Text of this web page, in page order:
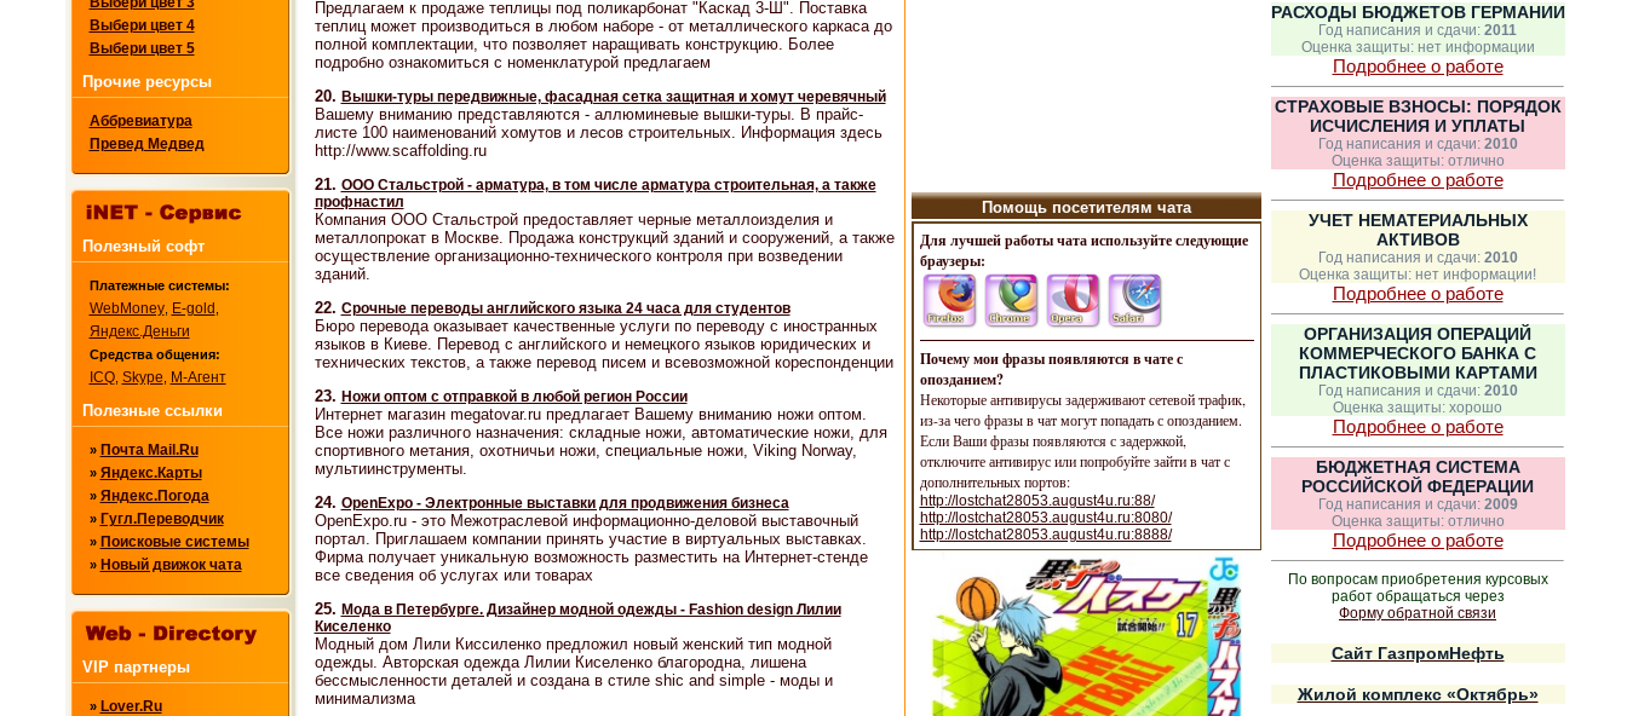
Выбери цвет 4
Выбери цвет 5
Прочие ресурсы
Аббревиатура
Превед Медвед
Полезный софт
Платежные системы:
WebMoney, E-gold
Яндекс.Деньги
Средства общения:
ICQ, Skype М-Агент
Полезные ссылки
» Почта Mail.Ru
» Яндекс.Карты
» Яндекс.Погода
» Гугл.Переводчик
» Поисковые системы
» Новый движок чата
VIP партнеры
» Lover.Ru
Предлагаем к продаже теплицы под поликарбонат "Каскад 3-Ш". Поставка
теплиц может производиться в любом наборе - от металлического каркаса до
полной комплектации, что позволяет наращивать конструкцию. Более
подробно ознакомиться с номенклатурой предлагаем
20. Вышки-туры передвижные, фасадная сетка защитная и хомут черевячный
Вашему вниманию представляются - аллюминевые вышки-туры. В прайс-
листе 100 наименований хомутов и лесов строительных. Информация здесь
http://www.scaffolding.ru
21. ООО Стальстрой - арматура, в том числе арматура строительная, а также
профнастил
Компания ООО Стальстрой предоставляет черные металлоизделия и
металлопрокат в Москве. Продажа конструкций зданий и сооружений, а также
осуществление организационно-технического контроля при возведении
зданий.
22. Срочные переводы английского языка 24 часа для студентов
Бюро перевода оказывает качественные услуги по переводу с иностранных
языков в Киеве. Перевод c английского и немецкого языков юридических и
технических текстов, а также перевод писем и всевозможной кореспонденции
23. Ножи оптом с отправкой в любой регион России
Интернет магазин megatovar.ru предлагает Вашему вниманию ножи оптом.
Все ножи различного назначения: складные ножи, автоматические ножи, для
спортивного метания, охотничьи ножи, специальные ножи, Viking Norway,
мультиинструменты.
24. OpenExpo - Электронные выставки для продвижения бизнеса
OpenExpo.ru - это Межотраслевой информационно-деловой выставочный
портал. Приглашаем компании принять участие в виртуальных выставках.
Фирма получает уникальную возможность разместить на Интернет-стенде
все сведения об услугах или товарах
25. Мода в Петербурге. Дизайнер модной одежды - Fashion design Лилии
Киселенко
Модный дом Лили Киссиленко предложил новый женский тип модной
одежды. Авторская одежда Лилии Киселенко благородна, лишена
бессмысленности деталей и создана в стиле shic and simple - моды и
минимализма
Помощь посетителям чата
Для лучшей работы чата используйте следующие
браузеры:
Почему мои фразы появляются в чате с
опозданием?
Некоторые антивирусы задерживают сетевой трафик,
из-за чего фразы в чат могут попадать с опозданием.
Если Ваши фразы появляются с задержкой,
отключите антивирус или попробуйте зайти в чат с
дополнительных портов:
http://lostchat28053.august4u.ru:88/
http://lostchat28053.august4u.ru:8080/
http://lostchat28053.august4u.ru:8888/
РАСХОДЫ БЮДЖЕТОВ ГЕРМАНИИ
Год написания и сдачи: 2011
Оценка защиты: нет информации
Подробнее о работе
СТРАХОВЫЕ ВЗНОСЫ: ПОРЯДОК
ИСЧИСЛЕНИЯ И УПЛАТЫ
Год написания и сдачи: 2010
Оценка защиты: отлично
Подробнее о работе
УЧЕТ НЕМАТЕРИАЛЬНЫХ
АКТИВОВ
Год написания и сдачи: 2010
Оценка защиты: нет информации!
Подробнее о работе
ОРГАНИЗАЦИЯ ОПЕРАЦИЙ
КОММЕРЧЕСКОГО БАНКА С
ПЛАСТИКОВЫМИ КАРТАМИ
Год написания и сдачи: 2010
Оценка защиты: хорошо
Подробнее о работе
БЮДЖЕТНАЯ СИСТЕМА
РОССИЙСКОЙ ФЕДЕРАЦИИ
Год написания и сдачи: 2009
Оценка защиты: отлично
Подробнее о работе
По вопросам приобретения курсовых
работ обращаться через
Форму обратной связи
Сайт ГазпромНефть
Жилой комплекс «Октябрь»